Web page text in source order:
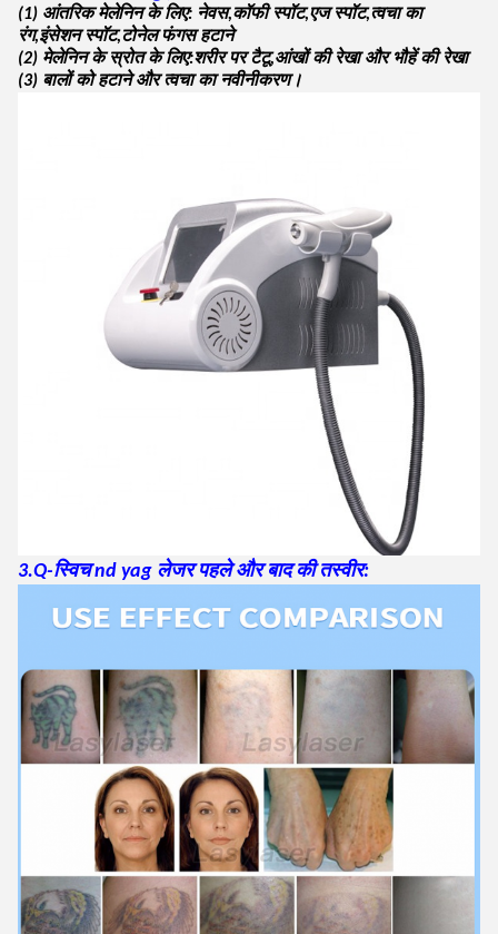
(1) आंतरिक मेलेनिन के लिए: नेवस,कॉफी स्पॉट,एज स्पॉट,त्वचा का
रंग,इंसेशन स्पॉट,टोनेल फंगस हटाने
(2) मेलेनिन के स्रोत के लिए:शरीर पर टैटू,आंखों की रेखा और भौहें की रेखा
(3) बालों को हटाने और त्वचा का नवीनीकरण।
3.Q-स्विच nd yag लेजर पहले और बाद की तस्वीर: